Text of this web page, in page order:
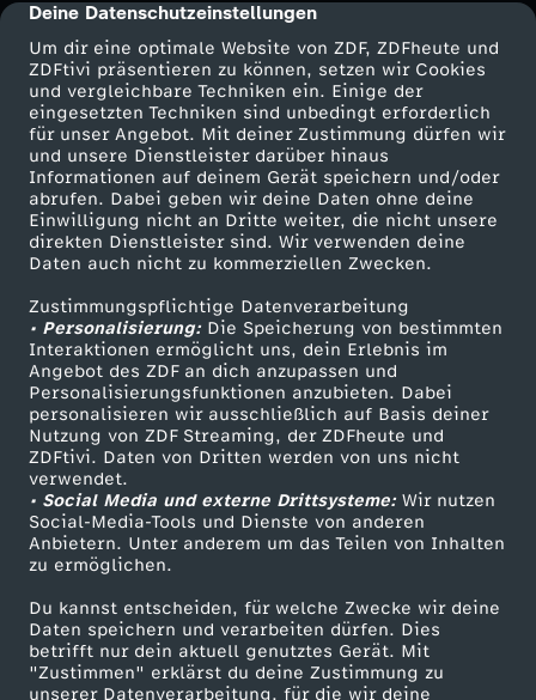
cmp-dialog-description
Deine Datenschutzeinstellungen
Um dir eine optimale Website von ZDF, ZDFheute und
ZDFtivi präsentieren zu können, setzen wir Cookies
und vergleichbare Techniken ein. Einige der
eingesetzten Techniken sind unbedingt erforderlich
für unser Angebot. Mit deiner Zustimmung dürfen wir
und unsere Dienstleister darüber hinaus
Informationen auf deinem Gerät speichern und/oder
abrufen. Dabei geben wir deine Daten ohne deine
Einwilligung nicht an Dritte weiter, die nicht unsere
direkten Dienstleister sind. Wir verwenden deine
Daten auch nicht zu kommerziellen Zwecken.
Zustimmungspflichtige Datenverarbeitung
• Personalisierung:Die Speicherung von bestimmten
Interaktionen ermöglicht uns, dein Erlebnis im
Angebot des ZDF an dich anzupassen und
Personalisierungsfunktionen anzubieten. Dabei
personalisieren wir ausschließlich auf Basis deiner
Nutzung von ZDF Streaming, der ZDFheute und
ZDFtivi. Daten von Dritten werden von uns nicht
verwendet.
• Social Media und externe Drittsysteme:Wir nutzen
Social-Media-Tools und Dienste von anderen
Anbietern. Unter anderem um das Teilen von Inhalten
zu ermöglichen.
Du kannst entscheiden, für welche Zwecke wir deine
Daten speichern und verarbeiten dürfen. Dies
betrifft nur dein aktuell genutztes Gerät. Mit
"Zustimmen" erklärst du deine Zustimmung zu
unserer Datenverarbeitung, für die wir deine
t
e
-
i
n
D
e
u
t
s
c
h
Mehr ZDF
ZDF-Apps
Smart TV
ZDFtext
Livestreams
Sendungen A-Z
TV-Programm
Service
ZDFmitreden
Kontakt zum ZDF
Tickets
Zuschauerservice
Hilfe
ZDF Unternehmen
Karriere
ZDF goes Schule
Werbefernsehen